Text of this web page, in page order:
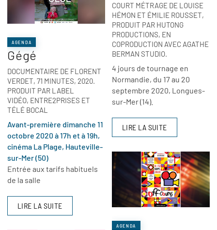
AGENDA
Gégé
DOCUMENTAIRE DE FLORENT
VERDET, 71 MINUTES, 2020.
PRODUIT PAR LABEL
VIDÉO, ENTRE2PRISES ET
TÉLÉ BOCAL
Avant-première dimanche 11
octobre 2020 à 17h et à 19h,
cinéma La Plage, Hauteville-
sur-Mer (50)
Entrée aux tarifs habituels
de la salle
LIRE LA SUITE
COURT MÉTRAGE DE LOUISE
HÉMON ET ÉMILIE ROUSSET,
PRODUIT PAR HUTONG
PRODUCTIONS, EN
COPRODUCTION AVEC AGATHE
BERMAN STUDIO.
4 jours de tournage en
Normandie, du 17 au 20
septembre 2020, Longues-
sur-Mer (14).
LIRE LA SUITE
AGENDA